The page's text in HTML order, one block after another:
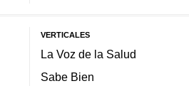
VERTICALES
La Voz de la Salud
Sabe Bien